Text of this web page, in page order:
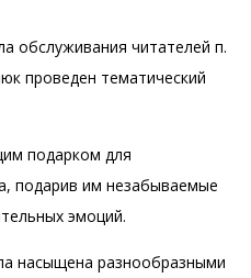
обслуживания читателей п.
проведен тематический
подарком для
подарив им незабываемые
эмоций.
насыщена разнообразными